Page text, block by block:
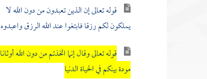
قوله تعالى إن الذين تعبدون من دون الله لا
يملكون لكم رزقا فابتغوا عند الله الرزق واعبدوه
قوله تعالى وقال إنما اتخذتم من دون الله أوثانا
مودة بينكم في الحياة الدنيا